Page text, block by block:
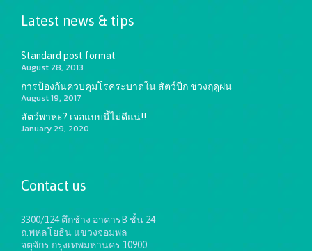
Latest news & tips
Standard post format
August 28, 2013
การป้องกันควบคุมโรคระบาดใน สัตว์ปีก ช่วงฤดูฝน
August 19, 2017
สัตว์พาหะ? เจอแบบนี้ไม่ดีแน่!!
January 29, 2020
Contact us
3300/124 ตึกช้าง อาคารB ชั้น 24
ถ.พหลโยธิน แขวงจอมพล
จตุจักร กรุงเทพมหานคร 10900